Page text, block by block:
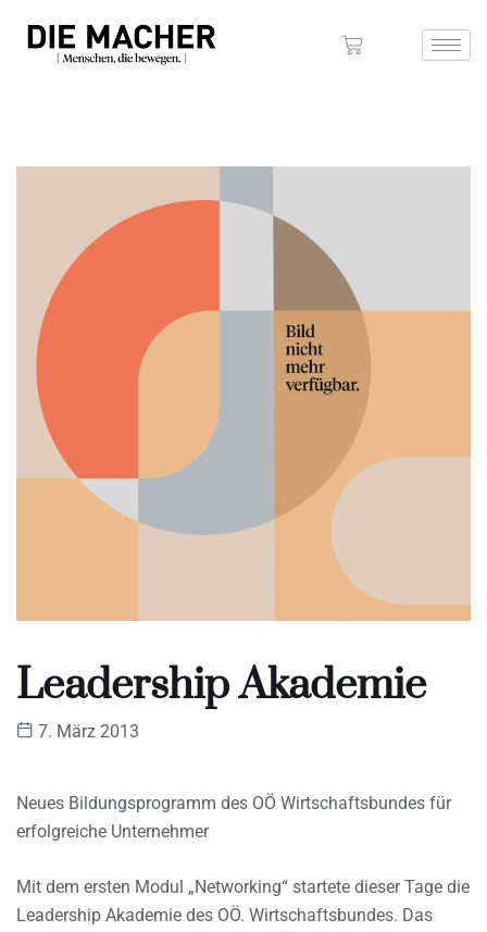
Leadership Akademie
7. März 2013
Neues Bildungsprogramm des OÖ Wirtschaftsbundes für
erfolgreiche Unternehmer
Mit dem ersten Modul „Networking“ startete dieser Tage die
Leadership Akademie des OÖ. Wirtschaftsbundes. Das